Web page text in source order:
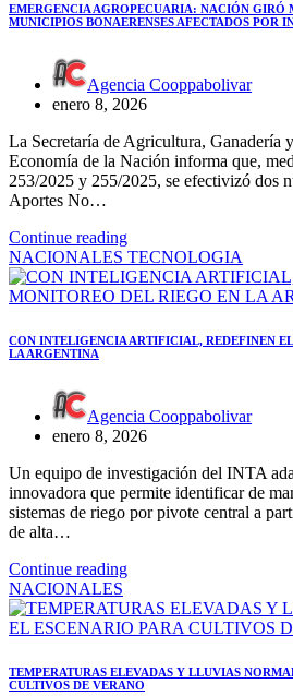
EMERGENCIA AGROPECUARIA: NACIÓN GIRÓ
MUNICIPIOS BONAERENSES AFECTADOS POR
Agencia Cooppabolivar
enero 8, 2026
La Secretaría de Agricultura, Ganadería
Economía de la Nación informa que,
253/2025 y 255/2025, se efectivizó dos
Aportes No…
Continue reading
NACIONALES TECNOLOGIA
CON INTELIGENCIA ARTIFICIAL, REDEFINEN
LA ARGENTINA
Agencia Cooppabolivar
enero 8, 2026
Un equipo de investigación del INTA
innovadora que permite identificar de
sistemas de riego por pivote central a
de alta…
Continue reading
NACIONALES
TEMPERATURAS ELEVADAS Y LLUVIAS
CULTIVOS DE VERANO